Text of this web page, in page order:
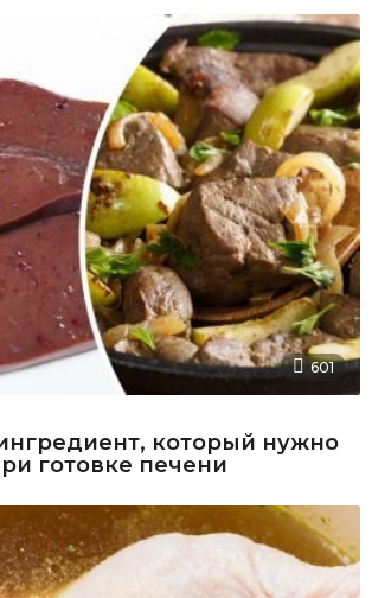
601
который нужно
готовке печени